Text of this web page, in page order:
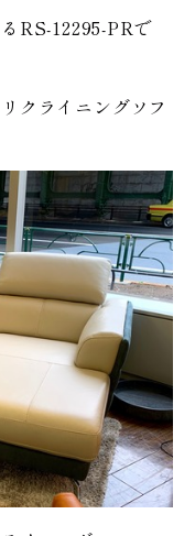
RS-12295-PRで
クライニングソフ